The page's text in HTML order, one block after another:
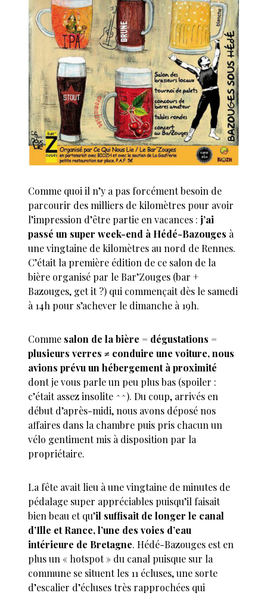
Comme quoi il n’y a pas forcément besoin de
parcourir des milliers de kilomètres pour avoir
l’impression d’être partie en vacances :j’ai
passé un super week-end à Hédé-Bazouges à
une vingtaine de kilomètres au nord de Rennes.
C’était la première édition de ce salon de la
bière organisé par le Bar’Zouges (bar +
Bazouges, get it ?) qui commençait dès le samedi
à 14h pour s’achever le dimanche à 19h.
Comme salon de la bière = dégustations =
plusieurs verres ≠ conduire une voiture, nous
avions prévu un hébergement à proximité
dont je vous parle un peu plus bas (spoiler :
c’était assez insolite ^^). Du coup, arrivés en
début d’après-midi, nous avons déposé nos
affaires dans la chambre puis pris chacun un
vélo gentiment mis à disposition par la
propriétaire.
La fête avait lieu à une vingtaine de minutes de
pédalage super appréciables puisqu’il faisait
bien beau et qu’il suffisait de longer le canal
d’Ille et Rance, l’une des voies d’eau
intérieure de Bretagne. Hédé-Bazouges est en
plus un « hotspot » du canal puisque sur la
commune se situent les 11 écluses, une sorte
d’escalier d’écluses très rapprochées qui